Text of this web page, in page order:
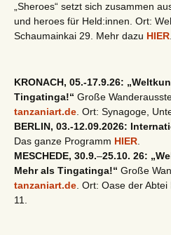
„Sheroes“ setzt sich zusammen
und heroes für Held:innen. Ort:
Schaumainkai 29. Mehr dazu HIER
KRONACH, 05.-17.9.26:
Tingatinga!“ Große
tanzaniart.de . Ort: Synagoge,
BERLIN, 03.-12.09.2026:
Das ganze Programm HIER
MESCHEDE, 30.9.–25.10. 26:
Mehr als Tingatinga!“ Große
tanzaniart.de . Ort: Oase der
11.